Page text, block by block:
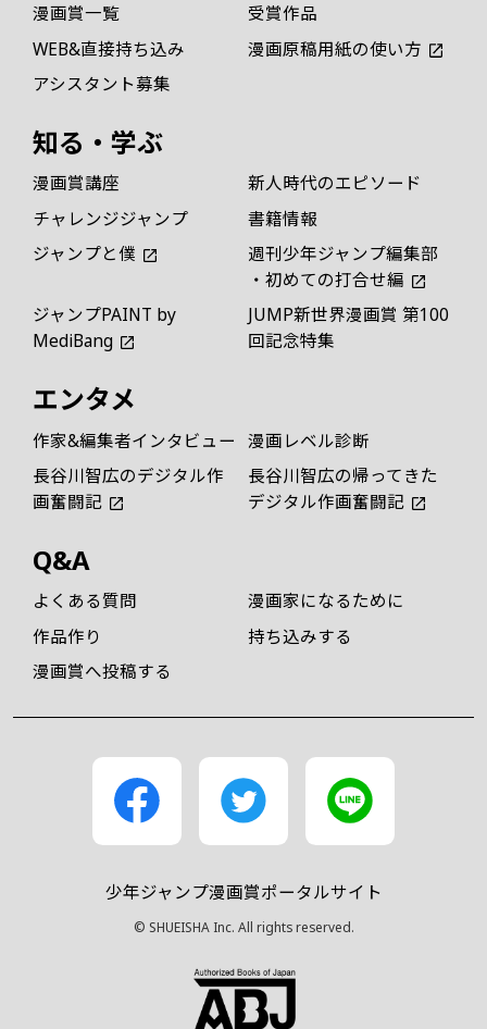
漫画賞一覧
受賞作品
WEB&直接持ち込み
漫画原稿用紙の使い方
アシスタント募集
知る・学ぶ
漫画賞講座
新人時代のエピソード
チャレンジジャンプ
書籍情報
ジャンプと僕
週刊少年ジャンプ編集部
・初めての打合せ編
ジャンプPAINT by
MediBang
JUMP新世界漫画賞 第100
回記念特集
エンタメ
作家&編集者インタビュー 漫画レベル診断
長谷川智広のデジタル作
画奮闘記
長谷川智広の帰ってきた
デジタル作画奮闘記
Q&A
よくある質問
漫画家になるために
作品作り
持ち込みする
漫画賞へ投稿する
少年ジャンプ漫画賞ポータルサイト
© SHUEISHA Inc. All rights reserved.